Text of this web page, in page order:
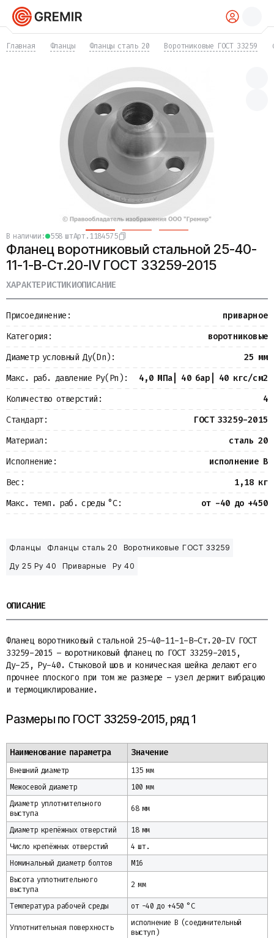
Переходы
Тройники
Заглушки
Компенсаторы
Фасонные части
Крепеж
Прокладки и уплотнения
Металлопрокат
Измерительные приборы
Баки
Детали трубопроводов
Водомерные узлы
Запорная арматура
Главная Фланцы Фланцы сталь 20 Воротниковые ГОСТ 33259
в наличии: 558 штАрт. 1184575
Фланец воротниковый стальной 25-40-
11-1-B-Ст.20-IV ГОСТ 33259-2015
ХАРАКТЕРИСТИКИОПИСАНИЕ
Присоединение:
приварное
Категория:
воротниковые
Диаметр условный Ду(Dn):
25 мм
Макс. раб. давление Ру(Pn):
4,0 МПа| 40 бар| 40 кгс/см2
Количество отверстий:
4
Стандарт:
ГОСТ 33259-2015
Материал:
сталь 20
Исполнение:
исполнение B
Вес:
1,18 кг
Макс. темп. раб. среды °С:
от -40 до +450
Фланцы Фланцы сталь 20
Воротниковые ГОСТ 33259
Ду 25 Ру 40
Приварные Ру 40
ОПИСАНИЕ
Фланец воротниковый стальной 25-40-11-1-B-Ст.20-IV ГОСТ
33259-2015 – воротниковый фланец по ГОСТ 33259-2015,
Ду-25, Ру-40. Стыковой шов и коническая шейка делают его
прочнее плоского при том же размере – узел держит вибрацию
и термоциклирование.
Размеры по ГОСТ 33259-2015, ряд 1
Наименование параметра Значение
Внешний диаметр
135 мм
Межосевой диаметр
100 мм
Диаметр уплотнительного
выступа
68 мм
Диаметр крепёжных отверстий
18 мм
Число крепёжных отверстий
4 шт.
Номинальный диаметр болтов
М16
Высота уплотнительного
выступа
2 мм
Температура рабочей среды от -40 до +450 °C
Уплотнительная поверхность
исполнение B (соединительный
выступ)